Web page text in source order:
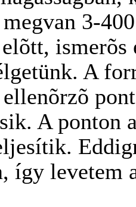
3-
elõtt,
A
A ponton
így levetem